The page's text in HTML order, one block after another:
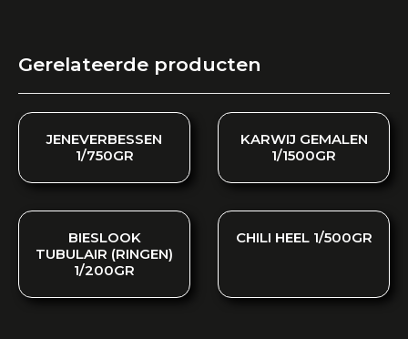
Gerelateerde producten
JENEVERBESSEN
1/750GR
KARWIJ GEMALEN
1/1500GR
BIESLOOK
TUBULAIR (RINGEN)
1/200GR
CHILI HEEL 1/500GR